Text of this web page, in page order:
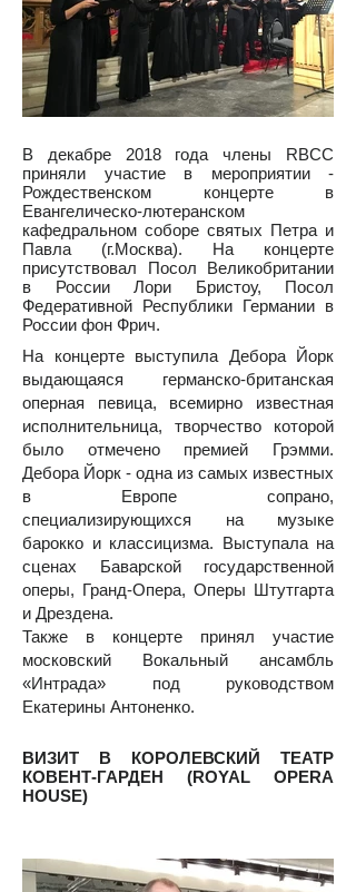
В декабре 2018 года члены RBCC
приняли участие в мероприятии -
Рождественском концерте в
Евангелическо-лютеранском
кафедральном соборе святых Петра и
Павла (г.Москва). На концерте
присутствовал Посол Великобритании
в России Лори Бристоу, Посол
Федеративной Республики Германии в
России фон Фрич.
На концерте выступила Дебора Йорк
выдающаяся германско-британская
оперная певица, всемирно известная
исполнительница, творчество которой
было отмечено премией Грэмми.
Дебора Йорк - одна из самых известных
в Европе сопрано,
специализирующихся на музыке
барокко и классицизма. Выступала на
сценах Баварской государственной
оперы, Гранд-Опера, Оперы Штутгарта
и Дрездена.
Также в концерте принял участие
московский Вокальный ансамбль
«Интрада» под руководством
Екатерины Антоненко.
ВИЗИТ В КОРОЛЕВСКИЙ ТЕАТР
КОВЕНТ-ГАРДЕН (ROYAL OPERA
HOUSE)